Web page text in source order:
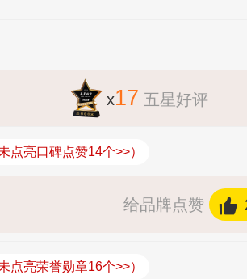
x17 五星好评
未点亮口碑点赞14个>>）
给品牌点赞
未点亮荣誉勋章16个>>）